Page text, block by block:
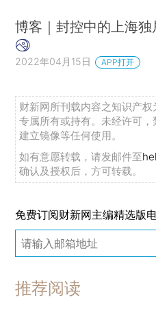
博客｜封控中的上海独
2022年04月15日 APP打开
财新网所刊载内容之知识产
专属所有或持有。未经许可
建立镜像等任何使用。
如有意愿转载，请发邮件至
确认及授权后，方可转载。
免费订阅财新网主编精选版
推荐阅读